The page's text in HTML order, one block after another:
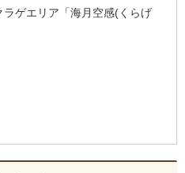
ゲエリア「海月空感(くらげ